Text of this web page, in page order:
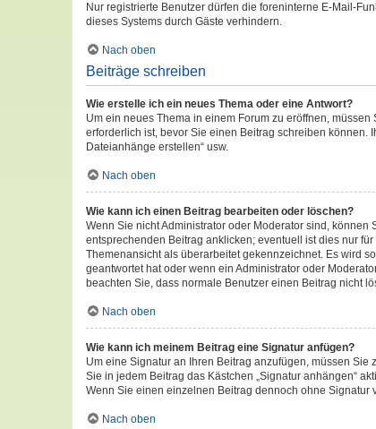
Nur registrierte Benutzer dürfen die foreninterne E-Mail-
dieses Systems durch Gäste verhindern.
Nach oben
Beiträge schreiben
Wie erstelle ich ein neues Thema oder eine Antwort?
Um ein neues Thema in einem Forum zu eröffnen,
erforderlich ist, bevor Sie einen Beitrag schreiben können.
Dateianhänge erstellen“ usw.
Nach oben
Wie kann ich einen Beitrag bearbeiten oder löschen?
Wenn Sie nicht Administrator oder Moderator sind,
entsprechenden Beitrag anklicken; eventuell ist dies nur
Themenansicht als überarbeitet gekennzeichnet. Es wird
geantwortet hat oder wenn ein Administrator oder
beachten Sie, dass normale Benutzer einen Beitrag nicht
Nach oben
Wie kann ich meinem Beitrag eine Signatur anfügen?
Um eine Signatur an Ihren Beitrag anzufügen, müssen
Sie in jedem Beitrag das Kästchen „Signatur anhängen“
Wenn Sie einen einzelnen Beitrag dennoch ohne Signatur
Nach oben